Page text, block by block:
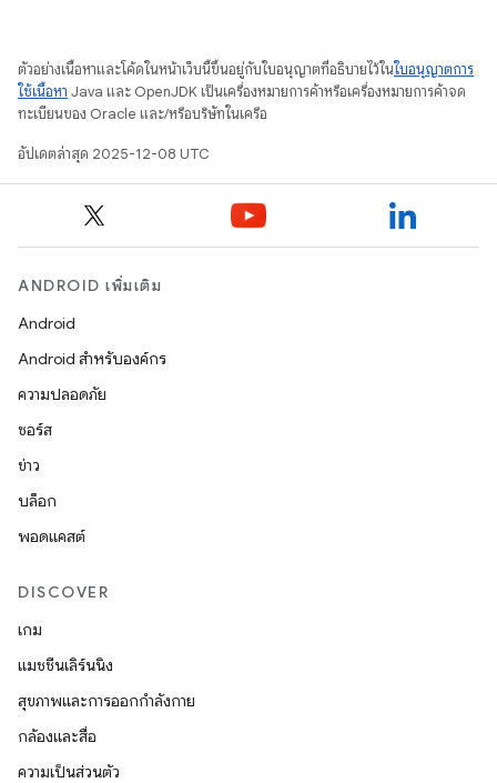
ตัวอย่างเนื้อหาและโค้ดในหน้าเว็บนี้ขึ้นอยู่กับใบอนุญาตที่อธิบายไว้ในใบอนุญาตการ
ใช้เนื้อหา Java และ OpenJDK เป็นเครื่องหมายการค้าหรือเครื่องหมายการค้าจด
ทะเบียนของ Oracle และ/หรือบริษัทในเครือ
อัปเดตล่าสุด 2025-12-08 UTC
ANDROID เพิ่มเติม
Android
Android สำหรับองค์กร
ความปลอดภัย
ซอร์ส
ข่าว
บล็อก
พอดแคสต์
DISCOVER
เกม
แมชชีนเลิร์นนิง
สุขภาพและการออกกำลังกาย
กล้องและสื่อ
ความเป็นส่วนตัว